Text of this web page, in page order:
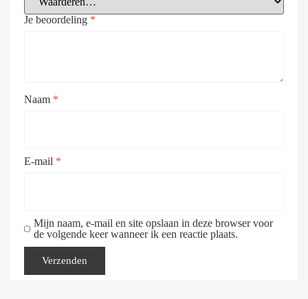
Je beoordeling *
Naam *
E-mail *
Mijn naam, e-mail en site opslaan in deze browser voor
de volgende keer wanneer ik een reactie plaats.